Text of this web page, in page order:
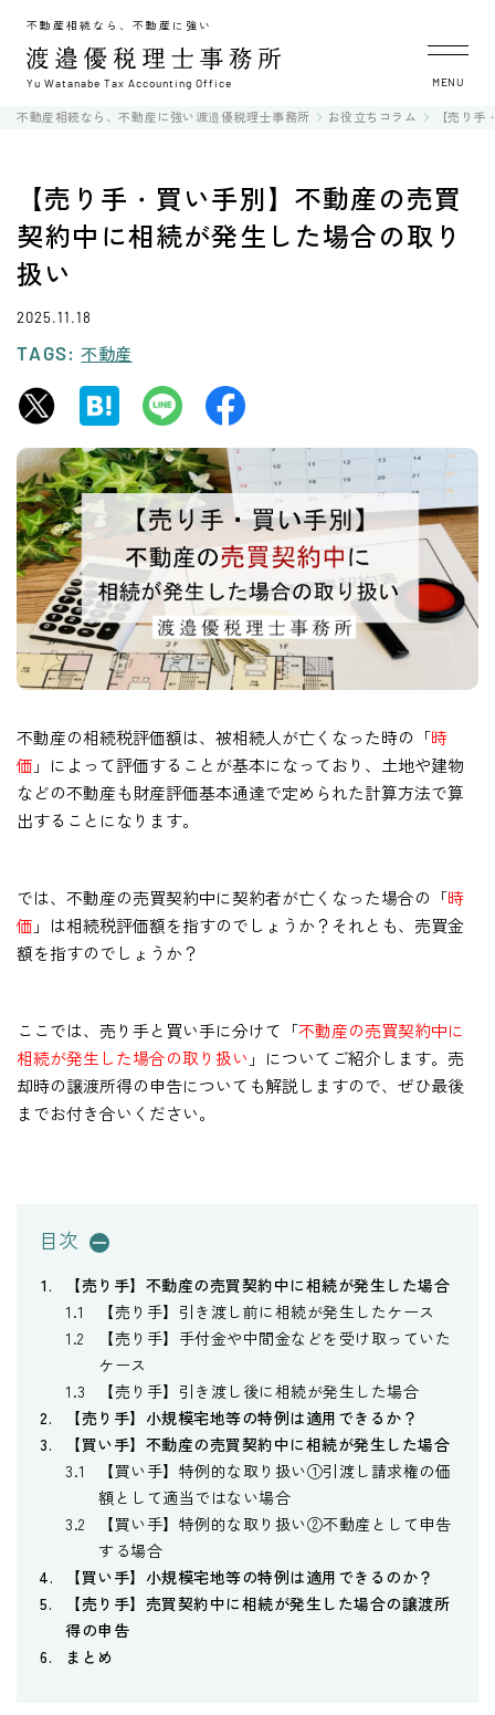
不動産相続なら、不動産に強い
Yu Watanabe Tax Accounting Office MENU
不動産相続なら、不動産に強い渡邉優税理士事務所 お役立ちコラム 【売り
【売り手・買い手別】不動産の売買
契約中に相続が発生した場合の取り
扱い
2025.11.18
TAGS: 不動産
不動産の相続税評価額は、被相続人が亡くなった時の「時
価 」によって評価することが基本になっており、土地や建物
などの不動産も財産評価基本通達で定められた計算方法で算
出することになります。
では、不動産の売買契約中に契約者が亡くなった場合の「時
価 」は相続税評価額を指すのでしょうか？それとも、売買金
額を指すのでしょうか？
ここでは、売り手と買い手に分けて「不動産の売買契約中に
相続が発生した場合の取り扱い 」についてご紹介します。売
却時の譲渡所得の申告についても解説しますので、ぜひ最後
までお付き合いください。
目次
【売り手】不動産の売買契約中に相続が発生した場合
【売り手】引き渡し前に相続が発生したケース
【売り手】手付金や中間金などを受け取っていた
ケース
【売り手】引き渡し後に相続が発生した場合
【売り手】小規模宅地等の特例は適用できるか？
【買い手】不動産の売買契約中に相続が発生した場合
【買い手】特例的な取り扱い①引渡し請求権の価
額として適当ではない場合
【買い手】特例的な取り扱い②不動産として申告
する場合
【買い手】小規模宅地等の特例は適用できるのか？
【売り手】売買契約中に相続が発生した場合の譲渡所
得の申告
まとめ